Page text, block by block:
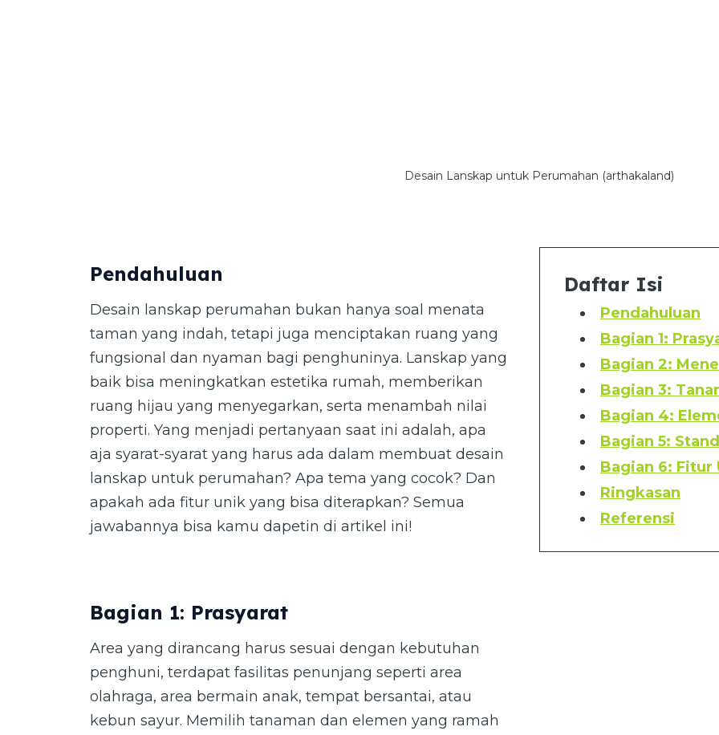
Desain Lanskap untuk Perumahan (arthakaland)
Pendahuluan
Desain lanskap perumahan bukan hanya soal menata
taman yang indah, tetapi juga menciptakan ruang yang
fungsional dan nyaman bagi penghuninya. Lanskap yang
baik bisa meningkatkan estetika rumah, memberikan
ruang hijau yang menyegarkan, serta menambah nilai
properti. Yang menjadi pertanyaan saat ini adalah, apa
aja syarat-syarat yang harus ada dalam membuat desain
lanskap untuk perumahan? Apa tema yang cocok? Dan
apakah ada fitur unik yang bisa diterapkan? Semua
jawabannya bisa kamu dapetin di artikel ini!
Daftar Isi
Pendahuluan
Bagian 1:
Bagian 2:
Bagian 3:
Bagian 4:
Bagian 5:
Bagian 6: Fitur
Ringkasan
Referensi
Bagian 1: Prasyarat
Area yang dirancang harus sesuai dengan kebutuhan
penghuni, terdapat fasilitas penunjang seperti area
olahraga, area bermain anak, tempat bersantai, atau
kebun sayur. Memilih tanaman dan elemen yang ramah